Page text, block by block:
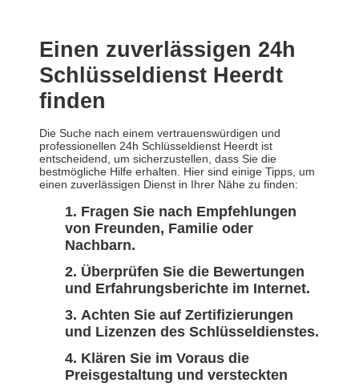
Einen zuverlässigen 24h
Schlüsseldienst Heerdt
finden
Die Suche nach einem vertrauenswürdigen und
professionellen 24h Schlüsseldienst Heerdt ist
entscheidend, um sicherzustellen, dass Sie die
bestmögliche Hilfe erhalten. Hier sind einige Tipps, um
einen zuverlässigen Dienst in Ihrer Nähe zu finden:
Fragen Sie nach Empfehlungen
von Freunden, Familie oder
Nachbarn.
Überprüfen Sie die Bewertungen
und Erfahrungsberichte im Internet.
Achten Sie auf Zertifizierungen
und Lizenzen des Schlüsseldienstes.
Klären Sie im Voraus die
Preisgestaltung und versteckten